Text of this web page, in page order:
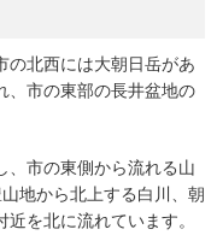
の北西には大朝日岳があ
、市の東部の長井盆地の
、市の東側から流れる山
地から北上する白川、朝
を北に流れています。